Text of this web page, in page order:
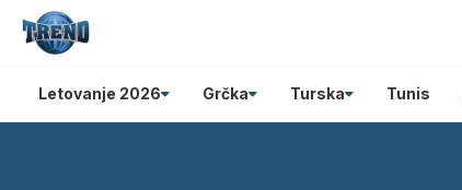
Letovanje 2026 Grčka Turska Tunis